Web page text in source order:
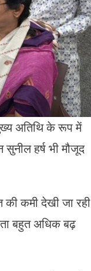
अतिथि के रूप में
सुनील हर्ष भी मौजूद
कमी देखी जा रही
बहुत अधिक बढ़